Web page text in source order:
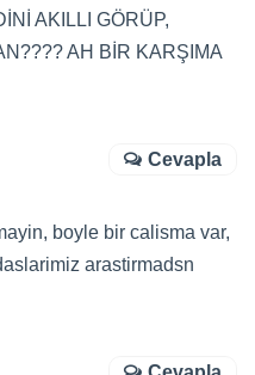
AKILLI GÖRÜP,
AH BİR KARŞIMA
boyle bir calisma var,
arastirmadsn
Cevapla